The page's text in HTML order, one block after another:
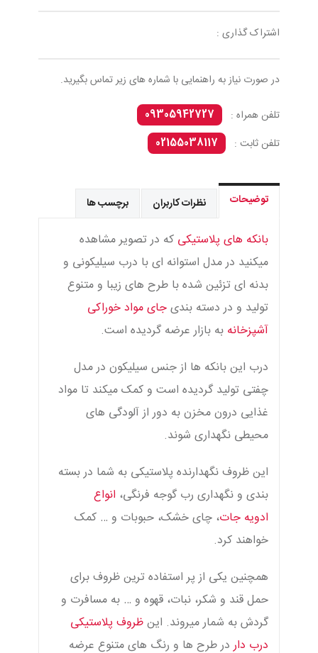
اشتراک گذاری :
در صورت نیاز به راهنمایی با شماره های زیر تماس بگیرید.
تلفن همراه :
09305942727
تلفن ثابت :
02155038117
توضیحات نظرات کاربران برچسب ها
بانکه های پلاستیکی که در تصویر مشاهده
میکنید در مدل استوانه ای با درب سیلیکونی و
بدنه ای تزئین شده با طرح های زیبا و متنوع
تولید و در دسته بندیجای مواد خوراکی
آشپزخانه به بازار عرضه گردیده است.
درب این بانکه ها از جنس سیلیکون در مدل
چفتی تولید گردیده است و کمک میکند تا مواد
غذایی درون مخزن به دور از آلودگی های
محیطی نگهداری شوند.
این ظروف نگهدارنده پلاستیکی به شما در بسته
بندی و نگهداری رب گوجه فرنگی، انواع
ادویه جات، چای خشک، حبوبات و … کمک
خواهند کرد.
همچنین یکی از پر استفاده ترین ظروف برای
حمل قند و شکر، نبات، قهوه و … به مسافرت و
گردش به شمار میروند. اینظروف پلاستیکی
درب داردر طرح ها و رنگ های متنوع عرضه